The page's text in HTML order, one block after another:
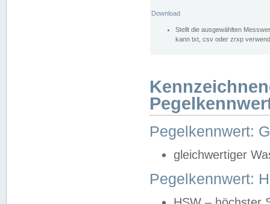
Download
Stellt die ausgewählten
kann txt, csv oder zrxp
Pegelkennwert:
gleichwertiger
Pegelkennwert: